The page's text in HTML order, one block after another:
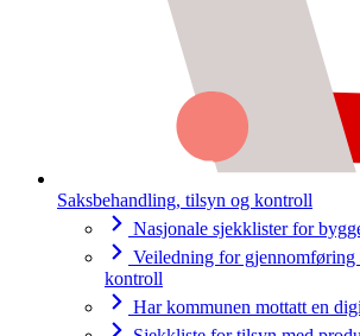
Saksbehandling, tilsyn og kontroll
Nasjonale sjekklister for
Veiledning for gjennomføring
kontroll
Har kommunen mottatt en